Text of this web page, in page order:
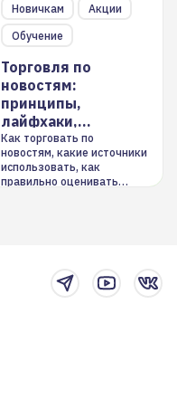
Новичкам
Акции
Обучение
Торговля по
новостям:
принципы,
лайфхаки,
инструменты
Как торговать по
новостям, какие источники
использовать, как
правильно оценивать